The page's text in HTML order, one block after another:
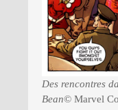
Des rencontres
Bean© Marvel